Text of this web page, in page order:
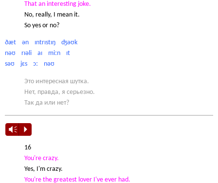
That an interesting joke.
No, really, I mean it.
So yes or no?
ðæt ən ɪntrɪstɪŋ ʤəʊk
nəʊ rɪəli aɪ miːn ɪt
səʊ jɛs ɔː nəʊ
Это интересная шутка.
Нет, правда, я серьезно.
Так да или нет?
Vm P
16
You're crazy.
Yes, I'm crazy.
You're the greatest lover I've ever had.